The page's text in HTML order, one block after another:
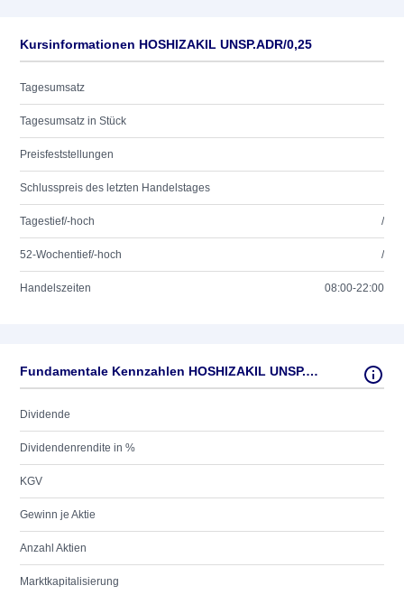
Kursinformationen HOSHIZAKIL UNSP.ADR/0,25
Tagesumsatz
Tagesumsatz in Stück
Preisfeststellungen
Schlusspreis des letzten Handelstages
Tagestief/-hoch /
52-Wochentief/-hoch /
Handelszeiten 08:00-22:00
Fundamentale Kennzahlen HOSHIZAKIL UNSP.ADR/0,25
Dividende
Dividendenrendite in %
KGV
Gewinn je Aktie
Anzahl Aktien
Marktkapitalisierung